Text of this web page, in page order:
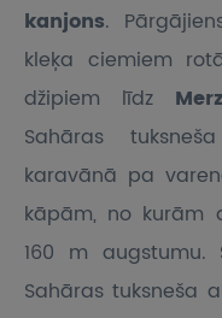
kanjons.
kleķa ciemiem
džipiem līdz
Sahāras
karavānā pa
kāpām, no kurām
160 m augstumu.
Sahāras tuksneša